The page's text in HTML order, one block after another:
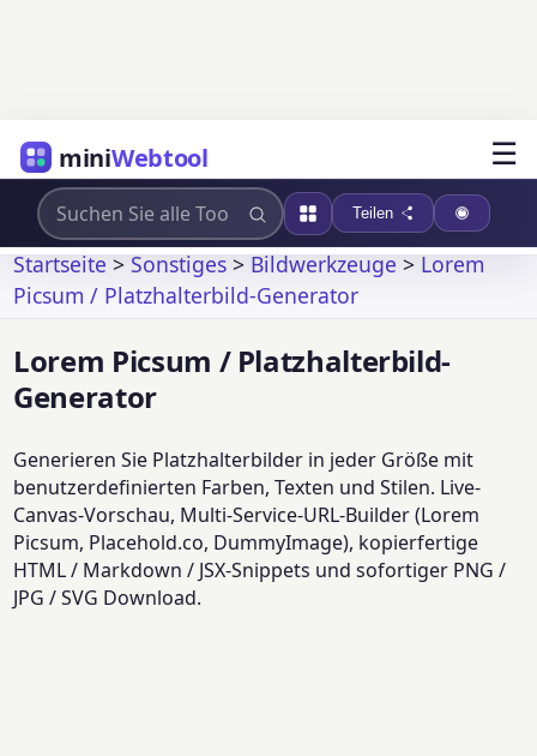
miniWebtool ☰
Teilen
Startseite>Sonstiges>Bildwerkzeuge>Lorem
Picsum / Platzhalterbild-Generator
Lorem Picsum / Platzhalterbild-
Generator
Generieren Sie Platzhalterbilder in jeder Größe mit
benutzerdefinierten Farben, Texten und Stilen. Live-
Canvas-Vorschau, Multi-Service-URL-Builder (Lorem
Picsum, Placehold.co, DummyImage), kopierfertige
HTML / Markdown / JSX-Snippets und sofortiger PNG /
JPG / SVG Download.